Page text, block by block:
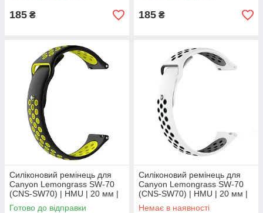
185 ₴ 185 ₴
Силіконовий ремінець для
Canyon Lemongrass SW-70
(CNS-SW70) | HMU | 20 мм |
чорний та жовтий
Готово до відправки
Силіконовий ремінець для
Canyon Lemongrass SW-70
(CNS-SW70) | HMU | 20 мм |
білий та чорний
Немає в наявності